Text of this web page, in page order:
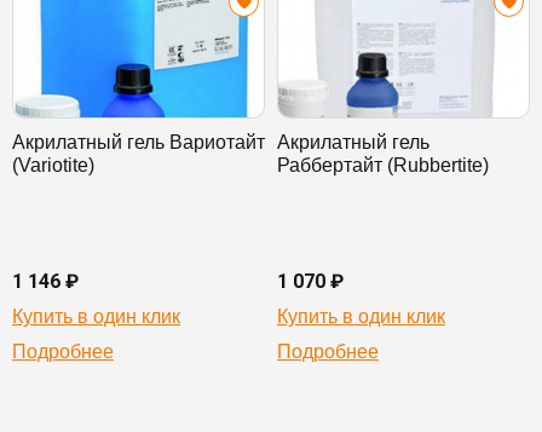
Акрилатный гель Вариотайт
(Variotite)
1 146 ₽
Купить в один клик
Подробнее
Акрилатный гель
Раббертайт (Rubbertite)
1 070 ₽
Купить в один клик
Подробнее